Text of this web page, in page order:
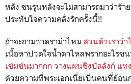
หลัง ชนรุ่นหลังจะไม่สามารถมาว่าร้า
ประทับใจความคลั่งรักครั้งนี้!!
ถ้าจะถามว่าดราม่าไหม ส่วนตัวเราว่า
เนื้อหาปวดใจน้ำตาไหลพรากอะไรข
เข้มข้นมากกก วางแผนชิงบัลลังก์ แ
ด้วยความที่พระเอกเนี่ยเป็นคนที่ย้อ